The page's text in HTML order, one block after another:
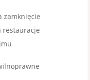
zamknięcie
restauracje